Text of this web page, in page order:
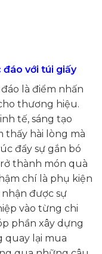
với túi giấy
là điểm nhấn
thương hiệu.
tế, sáng tạo
thấy hài lòng mà
đẩy sự gắn bó
thành món quà
chí là phụ kiện
được sự
vào từng chi
phần xây dựng
quay lại mua